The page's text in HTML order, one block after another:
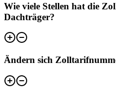
Wie viele Stellen hat die
Dachträger?
Ändern sich